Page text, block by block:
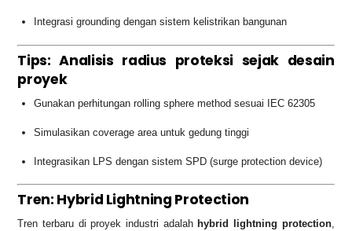
Integrasi grounding dengan sistem kelistrikan bangunan
Tips: Analisis radius proteksi sejak desain
proyek
Gunakan perhitungan rolling sphere method sesuai IEC 62305
Simulasikan coverage area untuk gedung tinggi
Integrasikan LPS dengan sistem SPD (surge protection device)
Tren: Hybrid Lightning Protection
Tren terbaru di proyek industri adalah hybrid lightning protection,